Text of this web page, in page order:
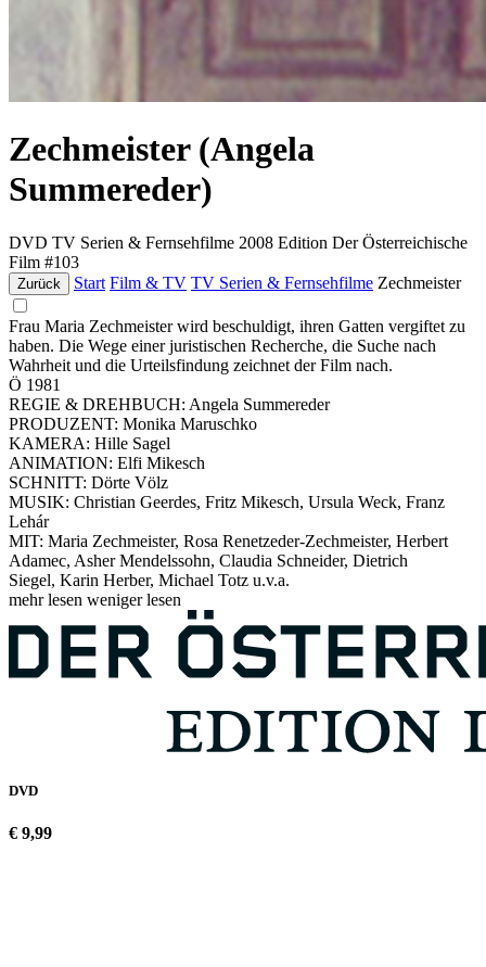
Zechmeister (Angela
Summereder)
DVD TV Serien & Fernsehfilme 2008 Edition Der Österreichische
Film #103
Zurück Start Film & TV TV Serien & Fernsehfilme Zechmeister
Frau Maria Zechmeister wird beschuldigt, ihren Gatten vergiftet zu
haben. Die Wege einer juristischen Recherche, die Suche nach
Wahrheit und die Urteilsfindung zeichnet der Film nach.
Ö 1981
REGIE & DREHBUCH: Angela Summereder
PRODUZENT: Monika Maruschko
KAMERA: Hille Sagel
ANIMATION: Elfi Mikesch
SCHNITT: Dörte Völz
MUSIK: Christian Geerdes, Fritz Mikesch, Ursula Weck, Franz
Lehár
MIT: Maria Zechmeister, Rosa Renetzeder-Zechmeister, Herbert
Adamec, Asher Mendelssohn, Claudia Schneider, Dietrich
Siegel, Karin Herber, Michael Totz u.v.a.
mehr lesen weniger lesen
DVD
€ 9,99